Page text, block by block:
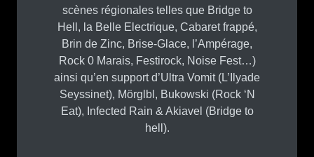
scènes régionales telles que Bridge to
Hell, la Belle Electrique, Cabaret frappé,
Brin de Zinc, Brise-Glace, l’Ampérage,
Rock 0 Marais, Festirock, Noise Fest…)
ainsi qu’en support d’Ultra Vomit (L’Ilyade
Seyssinet), Mörglbl, Bukowski (Rock ‘N
Eat), Infected Rain & Akiavel (Bridge to
hell).